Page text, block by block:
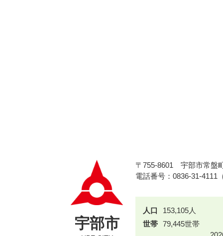
宇部市
〒755-8601 宇部市常盤
電話番号：0836-31-4111
人口
153,105人
世帯 79,445世帯